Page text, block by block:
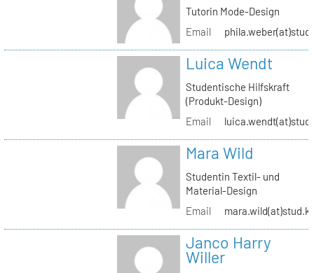
Tutorin Mode-Design
Email
Luica Wendt
Studentische Hilfskraft
(Produkt-Design)
Email
Mara Wild
Studentin Textil- und
Material-Design
Email
Janco Harry
Willer